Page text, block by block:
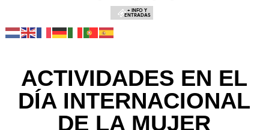
+ INFO Y
ENTRADAS
ACTIVIDADES EN EL
DÍA INTERNACIONAL
DE LA MUJER